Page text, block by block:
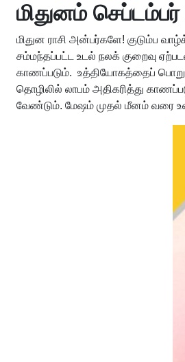
மிதுனம்
மிதுன ராசி அன்பர்களே! குடும்ப
சம்மந்தப்பட்ட உடல் நலக் குறைவு
காணப்படும். உத்தியோகத்தைப்
தொழிலில் லாபம் அதிகரித்து
வேண்டும். மேஷம் முதல் மீனம் வரை